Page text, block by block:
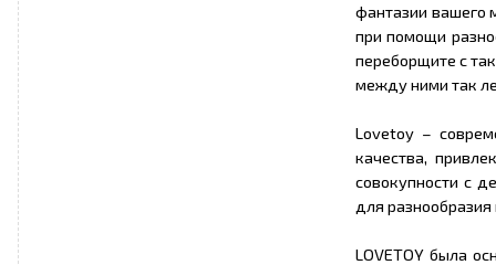
фантазии вашего
при помощи
переборщите с
между ними так
Lovetoy –
качества,
совокупности с
для
LOVETOY была